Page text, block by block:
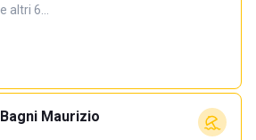
e altri 6…
Bagni Maurizio